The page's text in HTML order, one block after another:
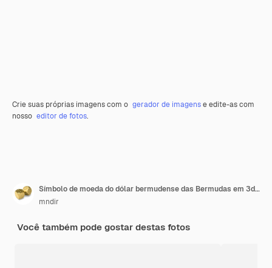
Crie suas próprias imagens com o gerador de imagense edite-as com
nosso editor de fotos.
Símbolo de moeda do dólar bermudense das Bermudas em 3d dourado
mndir
Você também pode gostar destas fotos